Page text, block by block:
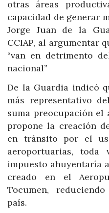
otras áreas
capacidad de generar
Jorge Juan de la
CCIAP, al argumentar
“van en detrimento
nacional”
De la Guardia indicó
más representativo
suma preocupación el
propone la creación
en tránsito por el
aeroportuarias,
impuesto ahuyentaría
creado en el
Tocumen,
país.